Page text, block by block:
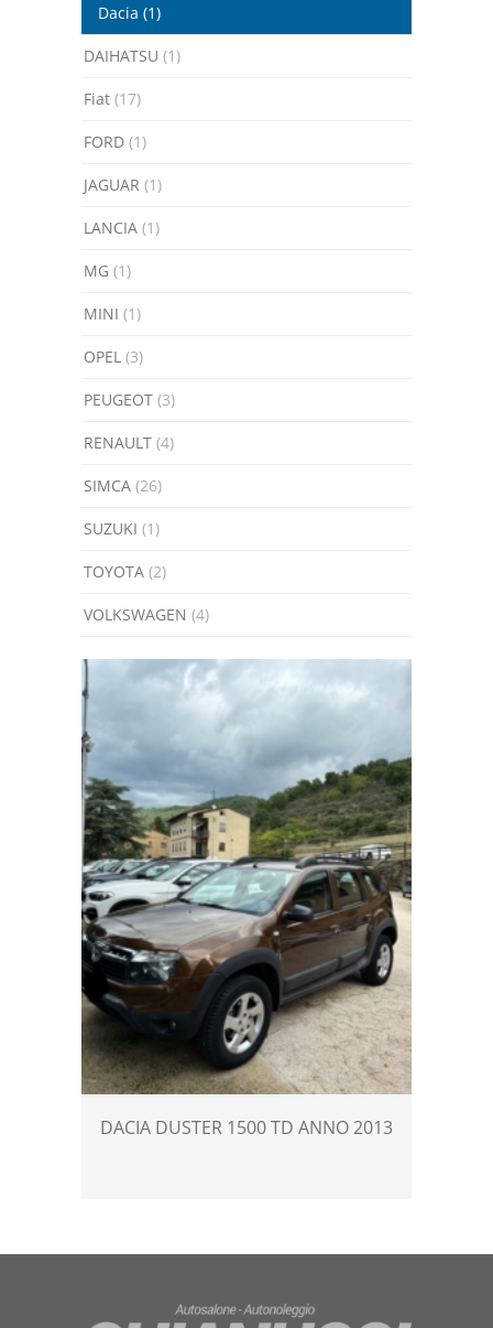
Dacia (1)
DAIHATSU (1)
Fiat (17)
FORD (1)
JAGUAR (1)
LANCIA (1)
MG (1)
MINI (1)
OPEL (3)
PEUGEOT (3)
RENAULT (4)
SIMCA (26)
SUZUKI (1)
TOYOTA (2)
VOLKSWAGEN (4)
DACIA DUSTER 1500 TD ANNO 2013